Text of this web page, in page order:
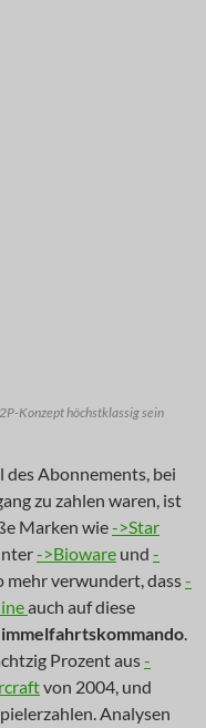
Konzept höchstklassig sein
Abonnements, bei
zu zahlen waren, ist
Marken wie->Star
->Bioware und -
mehr verwundert, dass-
auch auf diese
.
Prozent aus-
von 2004, und
Analysen